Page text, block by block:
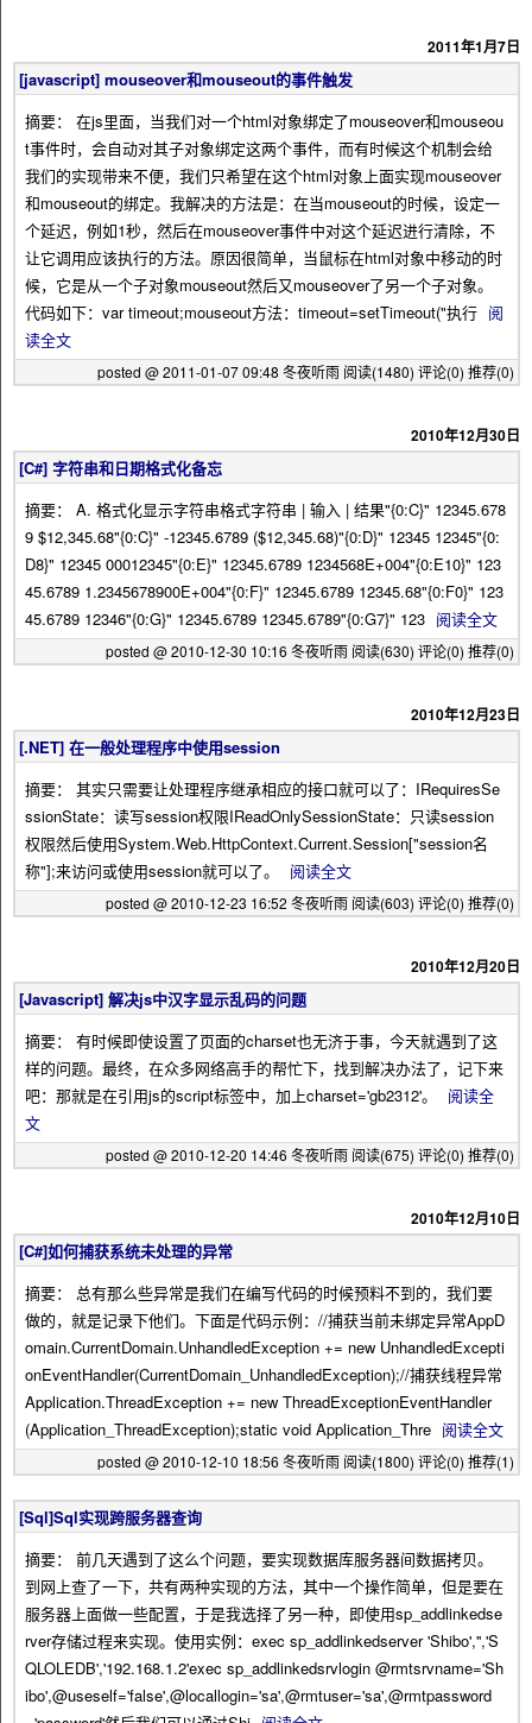
2011年1月7日
[javascript] mouseover和mouseout的事件触发
摘要： 在js里面，当我们对一个html对象绑定了mouseover和mouseou
t事件时，会自动对其子对象绑定这两个事件，而有时候这个机制会给
我们的实现带来不便，我们只希望在这个html对象上面实现mouseover
和mouseout的绑定。我解决的方法是：在当mouseout的时候，设定一
个延迟，例如1秒，然后在mouseover事件中对这个延迟进行清除，不
让它调用应该执行的方法。原因很简单，当鼠标在html对象中移动的时
候，它是从一个子对象mouseout然后又mouseover了另一个子对象。
代码如下：var timeout;mouseout方法：timeout=setTimeout("执行 阅
读全文
posted @ 2011-01-07 09:48 冬夜听雨 阅读(1480) 评论(0) 推荐(0)
2010年12月30日
[C#] 字符串和日期格式化备忘
摘要： A. 格式化显示字符串格式字符串 | 输入 | 结果"{0:C}" 12345.678
9 $12,345.68"{0:C}" -12345.6789 ($12,345.68)"{0:D}" 12345 12345"{0:
D8}" 12345 00012345"{0:E}" 12345.6789 1234568E+004"{0:E10}" 123
45.6789 1.2345678900E+004"{0:F}" 12345.6789 12345.68"{0:F0}" 123
45.6789 12346"{0:G}" 12345.6789 12345.6789"{0:G7}" 123 阅读全文
posted @ 2010-12-30 10:16 冬夜听雨 阅读(630) 评论(0) 推荐(0)
2010年12月23日
[.NET] 在一般处理程序中使用session
摘要： 其实只需要让处理程序继承相应的接口就可以了：IRequiresSe
ssionState：读写session权限IReadOnlySessionState：只读session
权限然后使用System.Web.HttpContext.Current.Session["session名
称"];来访问或使用session就可以了。
阅读全文
posted @ 2010-12-23 16:52 冬夜听雨 阅读(603) 评论(0) 推荐(0)
2010年12月20日
[Javascript] 解决js中汉字显示乱码的问题
摘要： 有时候即使设置了页面的charset也无济于事，今天就遇到了这
样的问题。最终，在众多网络高手的帮忙下，找到解决办法了，记下来
吧：那就是在引用js的script标签中，加上charset='gb2312'。
阅读全
文
posted @ 2010-12-20 14:46 冬夜听雨 阅读(675) 评论(0) 推荐(0)
2010年12月10日
[C#]如何捕获系统未处理的异常
摘要： 总有那么些异常是我们在编写代码的时候预料不到的，我们要
做的，就是记录下他们。下面是代码示例：//捕获当前未绑定异常AppD
omain.CurrentDomain.UnhandledException += new UnhandledExcepti
onEventHandler(CurrentDomain_UnhandledException);//捕获线程异常
Application.ThreadException += new ThreadExceptionEventHandler
(Application_ThreadException);static void Application_Thre 阅读全文
posted @ 2010-12-10 18:56 冬夜听雨 阅读(1800) 评论(0) 推荐(1)
[Sql]Sql实现跨服务器查询
摘要： 前几天遇到了这么个问题，要实现数据库服务器间数据拷贝。
到网上查了一下，共有两种实现的方法，其中一个操作简单，但是要在
服务器上面做一些配置，于是我选择了另一种，即使用sp_addlinkedse
rver存储过程来实现。使用实例：exec sp_addlinkedserver 'Shibo','','S
QLOLEDB','192.168.1.2'exec sp_addlinkedsrvlogin @rmtsrvname='Sh
ibo',@useself='false',@locallogin='sa',@rmtuser='sa',@rmtpassword